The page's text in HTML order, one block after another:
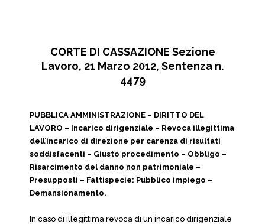
CORTE DI CASSAZIONE Sezione
Lavoro, 21 Marzo 2012, Sentenza n.
4479
PUBBLICA AMMINISTRAZIONE – DIRITTO DEL
LAVORO – Incarico dirigenziale – Revoca illegittima
dell’incarico di direzione per carenza di risultati
soddisfacenti – Giusto procedimento – Obbligo –
Risarcimento del danno non patrimoniale –
Presupposti – Fattispecie: Pubblico impiego –
Demansionamento.
In caso di illegittima revoca di un incarico dirigenziale